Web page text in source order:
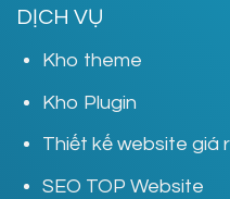
DỊCH VỤ
Kho theme
Kho Plugin
Thiết kế website giá
SEO TOP Website